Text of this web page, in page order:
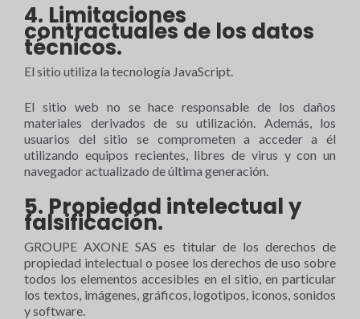
4. Limitaciones
contractuales de los datos
técnicos.
El sitio utiliza la tecnología JavaScript.
El sitio web no se hace responsable de los daños
materiales derivados de su utilización. Además, los
usuarios del sitio se comprometen a acceder a él
utilizando equipos recientes, libres de virus y con un
navegador actualizado de última generación.
5. Propiedad intelectual y
falsificación.
GROUPE AXONE SAS es titular de los derechos de
propiedad intelectual o posee los derechos de uso sobre
todos los elementos accesibles en el sitio, en particular
los textos, imágenes, gráficos, logotipos, iconos, sonidos
y software.